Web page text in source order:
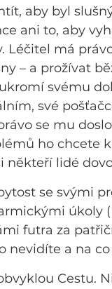
aby byl
ani to, aby
Léčitel má
– a prožívat
svému
své
se mu
ho chcete
někteří lidé
se svými
úkoly
futra za
nevidíte a na co
Cestu.